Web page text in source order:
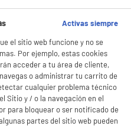
Activas siempre
el sitio web funcione y no se
Por ejemplo, estas cookies
acceder a tu área de cliente,
o administrar tu carrito de
cualquier problema técnico
Sitio y / o la navegación en el
para bloquear o ser notificado de
partes del sitio web pueden